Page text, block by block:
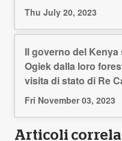
Thu July 20, 2023
Il governo del
Ogiek dalla loro
visita di stato di Re
Fri November 03, 2023
Articoli